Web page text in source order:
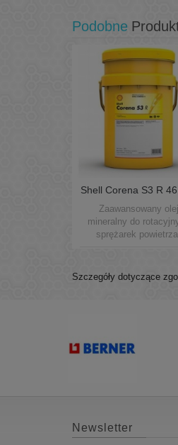
Podobne
Shell Corena S3 R 46
Zaawansowany olej
mineralny do
sprężarek
Szczegóły dotyczące
Newsletter